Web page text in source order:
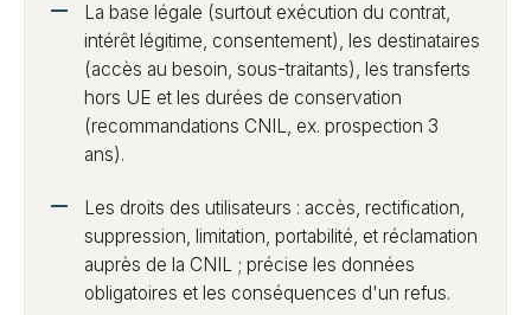
La base légale (surtout exécution du contrat,
intérêt légitime, consentement), les destinataires
(accès au besoin, sous-traitants), les transferts
hors UE et les durées de conservation
(recommandations CNIL, ex. prospection 3
ans).
Les droits des utilisateurs : accès, rectification,
suppression, limitation, portabilité, et réclamation
auprès de la CNIL ; précise les données
obligatoires et les conséquences d'un refus.